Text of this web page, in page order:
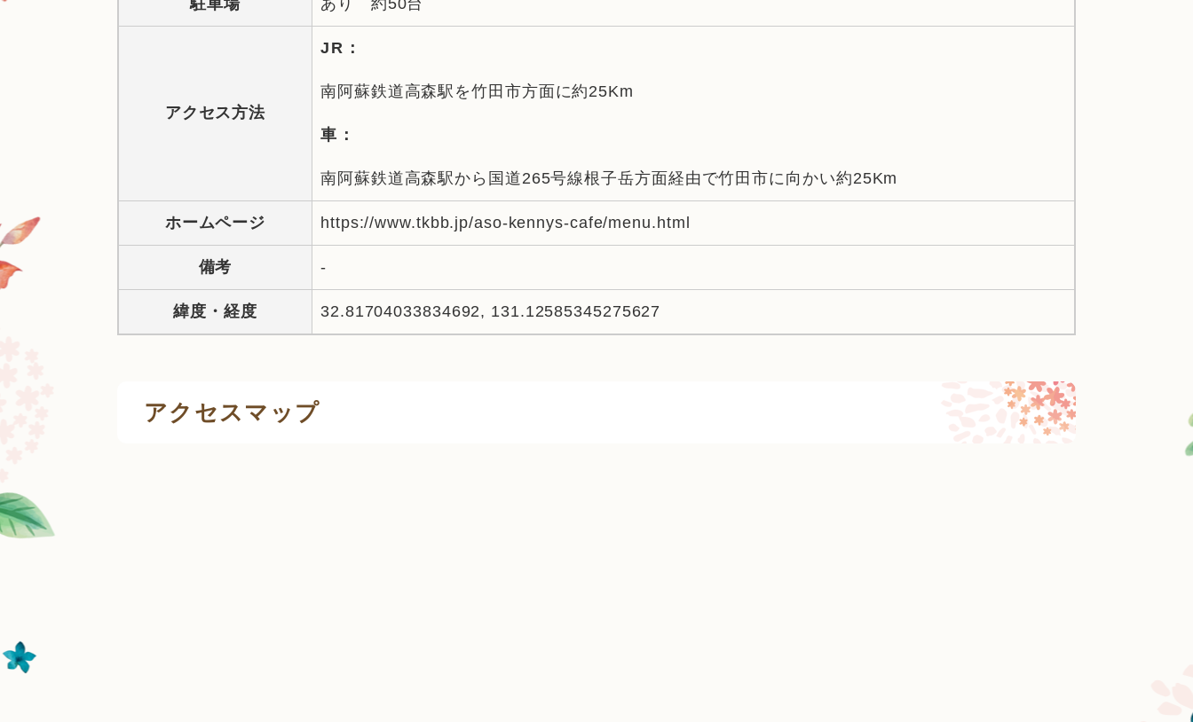
駐車場 あり 約50台
アクセス方法
JR：
南阿蘇鉄道高森駅を竹田市方面に約25Km
車：
南阿蘇鉄道高森駅から国道265号線根子岳方面経由で竹田市に向かい約25Km
ホームページ https://www.tkbb.jp/aso-kennys-cafe/menu.html
備考 -
緯度・経度 32.81704033834692, 131.12585345275627
アクセスマップ